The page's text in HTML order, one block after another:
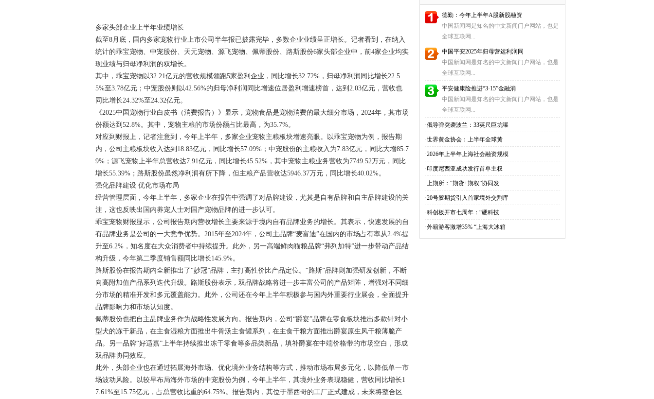
多家头部企业上半年业绩增长
截至8月底，国内多家宠物行业上市公司半年报已披露完毕，多数企业业绩呈正增长。记者看到，在纳入
统计的乖宝宠物、中宠股份、天元宠物、源飞宠物、佩蒂股份、路斯股份6家头部企业中，前4家企业均实
现业绩与归母净利润的双增长。
其中，乖宝宠物以32.21亿元的营收规模领跑5家盈利企业，同比增长32.72%，归母净利润同比增长22.5
5%至3.78亿元；中宠股份则以42.56%的归母净利润同比增速位居盈利增速榜首，达到2.03亿元，营收也
同比增长24.32%至24.32亿元。
《2025中国宠物行业白皮书（消费报告）》显示，宠物食品是宠物消费的最大细分市场，2024年，其市场
份额达到52.8%。其中，宠物主粮的市场份额占比最高，为35.7%。
对应到财报上，记者注意到，今年上半年，多家企业宠物主粮板块增速亮眼。以乖宝宠物为例，报告期
内，公司主粮板块收入达到18.83亿元，同比增长57.09%；中宠股份的主粮收入为7.83亿元，同比大增85.7
9%；源飞宠物上半年总营收达7.91亿元，同比增长45.52%，其中宠物主粮业务营收为7749.52万元，同比
增长55.39%；路斯股份虽然净利润有所下降，但主粮产品营收达5946.37万元，同比增长40.02%。
强化品牌建设 优化市场布局
经营管理层面，今年上半年，多家企业在报告中强调了对品牌建设，尤其是自有品牌和自主品牌建设的关
注，这也反映出国内养宠人士对国产宠物品牌的进一步认可。
乖宝宠物财报显示，公司报告期内营收增长主要来源于境内自有品牌业务的增长。其表示，快速发展的自
有品牌业务是公司的一大竞争优势。2015年至2024年，公司主品牌“麦富迪”在国内的市场占有率从2.4%提
升至6.2%，知名度在大众消费者中持续提升。此外，另一高端鲜肉猫粮品牌“弗列加特”进一步带动产品结
构升级，今年第二季度销售额同比增长145.9%。
路斯股份在报告期内全新推出了“妙冠”品牌，主打高性价比产品定位。“路斯”品牌则加强研发创新，不断
向高附加值产品系列迭代升级。路斯股份表示，双品牌战略将进一步丰富公司的产品矩阵，增强对不同细
分市场的精准开发和多元覆盖能力。此外，公司还在今年上半年积极参与国内外重要行业展会，全面提升
品牌影响力和市场认知度。
佩蒂股份也把自主品牌业务作为战略性发展方向。报告期内，公司“爵宴”品牌在零食板块推出多款针对小
型犬的冻干新品，在主食湿粮方面推出牛骨汤主食罐系列，在主食干粮方面推出爵宴原生风干粮薄脆产
品。另一品牌“好适嘉”上半年持续推出冻干零食等多品类新品，填补爵宴在中端价格带的市场空白，形成
双品牌协同效应。
此外，头部企业也在通过拓展海外市场、优化境外业务结构等方式，推动市场布局多元化，以降低单一市
场波动风险。以较早布局海外市场的中宠股份为例，今年上半年，其境外业务表现稳健，营收同比增长1
7.61%至15.75亿元，占总营收比重的64.75%。报告期内，其位于墨西哥的工厂正式建成，未来将整合区
德勤：今年上半年A股新股融资
中国新闻网是知名的中文新闻门户网站，也是
全球互联网...
中国平安2025年归母营运利润同
中国新闻网是知名的中文新闻门户网站，也是
全球互联网...
平安健康险推进“3·15”金融消
中国新闻网是知名的中文新闻门户网站，也是
全球互联网...
·俄导弹突袭波兰：33英尺巨坑曝
·世界黄金协会：上半年全球黄
·2026年上半年上海社会融资规模
·印度尼西亚成功发行首单主权
·上期所：“期货+期权”协同发
·20号胶期货引入首家境外交割库
·科创板开市七周年：“硬科技
·外籍游客激增35% “上海大冰箱